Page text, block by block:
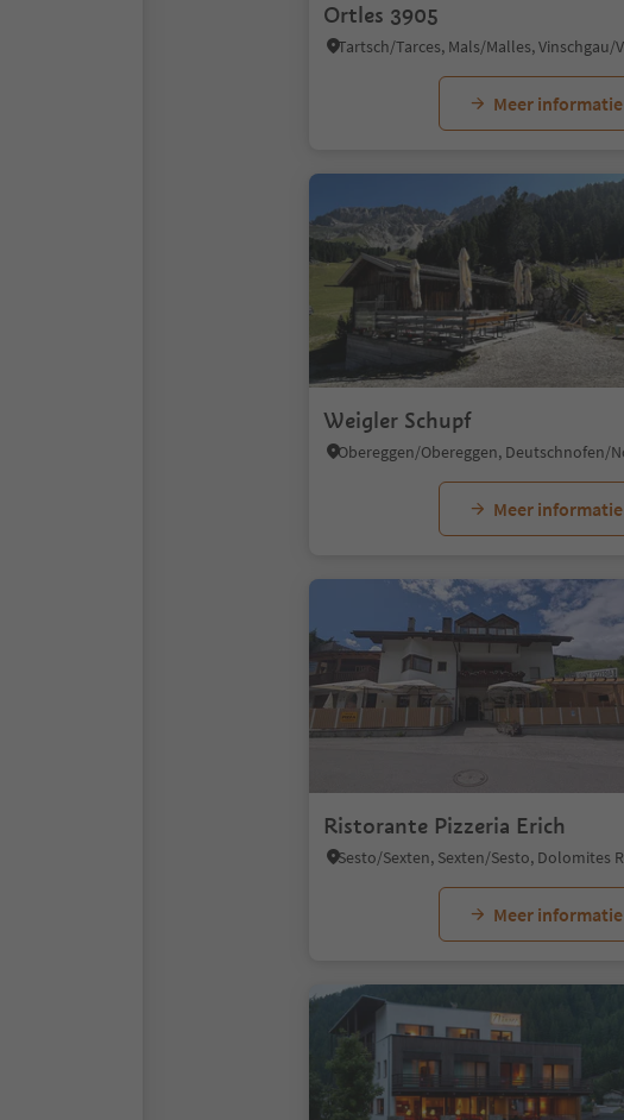
Ortles 3905
Meer informatie
Weigler Schupf
Meer informatie
Ristorante Pizzeria Erich
Meer informatie